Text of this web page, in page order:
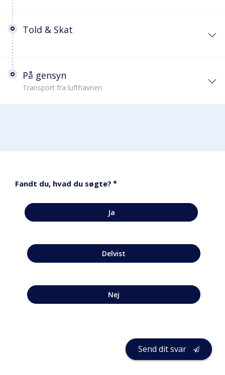
Told & Skat
På gensyn
Transport fra lufthavnen
Fandt du, hvad du søgte? *
Ja
Delvist
Nej
Send dit svar